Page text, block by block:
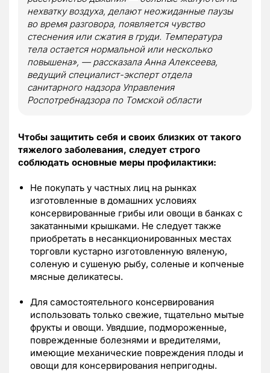
нехватку воздуха, делают неожиданные паузы
во время разговора, появляется чувство
стеснения или сжатия в груди. Температура
тела остается нормальной или несколько
повышена», — рассказала Анна Алексеева,
ведущий специалист-эксперт отдела
санитарного надзора Управления
Роспотребнадзора по Томской области
Чтобы защитить себя и своих близких от такого
тяжелого заболевания, следует строго
соблюдать основные меры профилактики:
Не покупать у частных лиц на рынках
изготовленные в домашних условиях
консервированные грибы или овощи в банках с
закатанными крышками. Не следует также
приобретать в несанкционированных местах
торговли кустарно изготовленную вяленую,
соленую и сушеную рыбу, соленые и копченые
мясные деликатесы.
Для самостоятельного консервирования
использовать только свежие, тщательно мытые
фрукты и овощи. Увядшие, подмороженные,
поврежденные болезнями и вредителями,
имеющие механические повреждения плоды и
овощи для консервирования непригодны.